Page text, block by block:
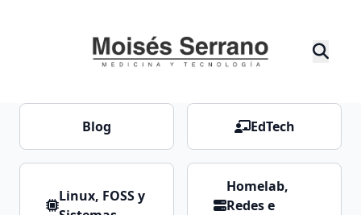
Blog EdTech
Linux, FOSS y
Homelab,
Redes e